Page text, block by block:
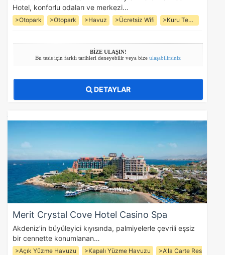
Hotel, konforlu odaları ve merkezi…
>Otopark >Otopark >Havuz >Ücretsiz Wifi >Kuru Temizleme
BİZE ULAŞIN!
Bu tesis için farklı tarihleri deneyebilir veya bizeulaşabilirsiniz
DETAYLAR
Merit Crystal Cove Hotel Casino Spa
Akdeniz’in büyüleyici kıyısında, palmiyelerle çevrili eşsiz
bir cennette konumlanan…
>Açık Yüzme Havuzu >Kapalı Yüzme Havuzu >A'la Carte Restoran